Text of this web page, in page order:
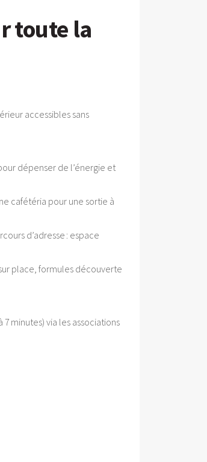
toute la
accessibles sans
dépenser de l’énergie et
cafétéria pour une sortie à
d’adresse : espace
place, formules découverte
minutes) via les associations